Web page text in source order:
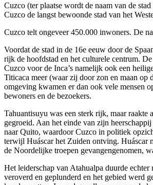
Cuzco (ter plaatse wordt de naam van de
Cuzco de langst bewoonde stad van het
Cuzco telt ongeveer 450.000 inwoners. De
Voordat de stad in de 16e eeuw door de
rijk de hoofdstad en het culturele centrum.
Cuzco voor de Inca’s namelijk ook een
Titicaca meer (waar zij door zon en maan op
omgeving kwamen er dan ook vele mensen
bewoners en de bezoekers.
Tahuantisuyu was een sterk rijk, maar
gegroeid. Aan het einde van zijn
naar Quito, waardoor Cuzco in politiek
terwijl Huáscar het Zuiden ontving. Huáscar
de Noordelijke troepen gevangengenomen,
Het leiderschap van Atahualpa duurde
veroverd en geplunderd en het gebied werd